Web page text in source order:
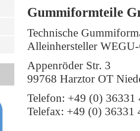
Gummiformteile
Technische
Alleinhersteller
Appenröder Str. 3
99768 Harztor OT
Telefon: +49 (0) 36331
Telefax: +49 (0) 36331